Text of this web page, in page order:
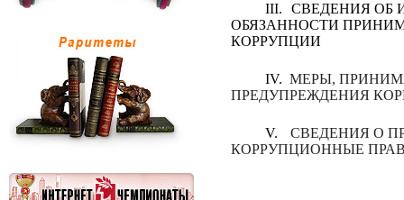
III.
СВЕДЕНИЯ ОБ
ОБЯЗАННОСТИ
КОРРУПЦИИ
IV. МЕРЫ,
ПРЕДУПРЕЖДЕНИЯ
V.
СВЕДЕНИЯ О
КОРРУПЦИОННЫЕ